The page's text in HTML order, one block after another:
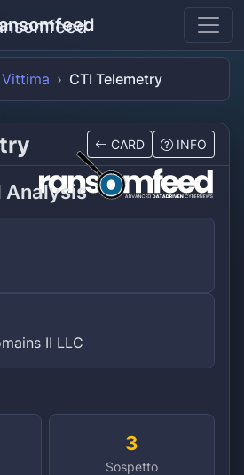
CTI Telemetry
CARD INFO
Analysis
II LLC
3
Sospetto